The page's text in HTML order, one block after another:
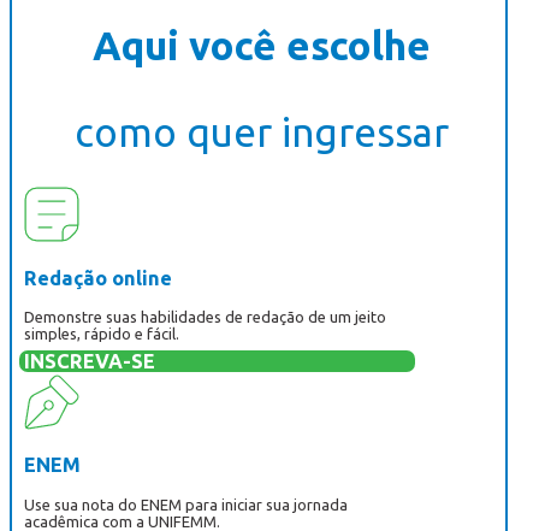
Aqui você escolhe
como quer ingressar
Redação online
Demonstre suas habilidades de redação de um jeito
simples, rápido e fácil.
INSCREVA-SE
ENEM
Use sua nota do ENEM para iniciar sua jornada
acadêmica com a UNIFEMM.